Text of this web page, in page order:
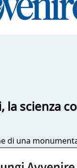
la scienza
di una